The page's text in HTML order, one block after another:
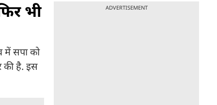
भी
में सपा को
की है. इस
ADVERTISEMENT